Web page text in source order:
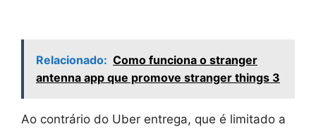
Relacionado: Como funciona o stranger
antenna app que promove stranger things 3
Ao contrário do Uber entrega, que é limitado a